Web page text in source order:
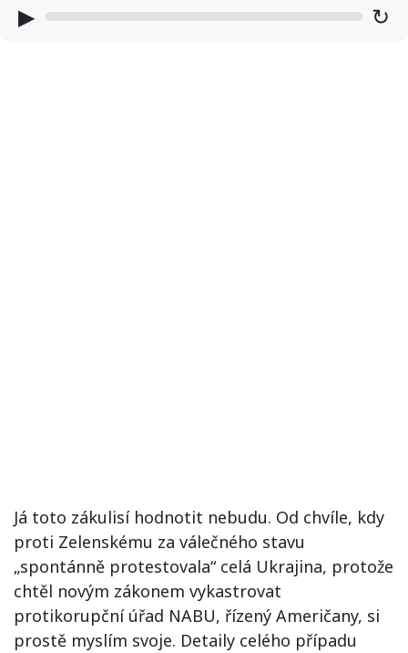
▶ ↻
Já toto zákulisí hodnotit nebudu. Od chvíle, kdy
proti Zelenskému za válečného stavu
„spontánně protestovala“ celá Ukrajina, protože
chtěl novým zákonem vykastrovat
protikorupční úřad NABU, řízený Američany, si
prostě myslím svoje. Detaily celého případu